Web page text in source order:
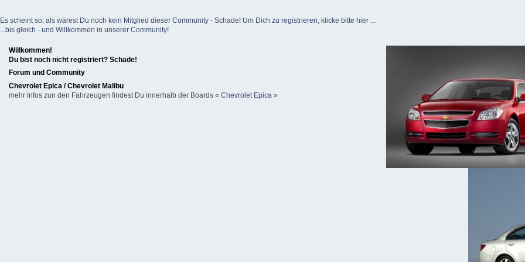
Es scheint so, als wärest Du noch kein Mitglied dieser Community - Schade! Um Dich zu registrieren, klicke bitte hier ...
...bis gleich - und Willkommen in unserer Community!
Willkommen!
Du bist noch nicht registriert? Schade!
Forum und Community
Chevrolet Epica / Chevrolet Malibu
mehr Infos zun den Fahrzeugen findest Du innerhalb der Boards « Chevrolet Epica »